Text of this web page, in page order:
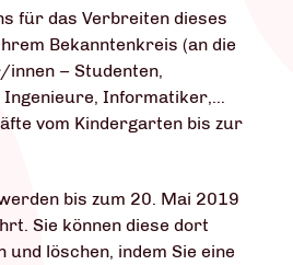
für das Verbreiten dieses
Bekanntenkreis (an die
– Studenten,
Ingenieure, Informatiker,…
vom Kindergarten bis zur
bis zum 20. Mai 2019
Sie können diese dort
und löschen, indem Sie eine